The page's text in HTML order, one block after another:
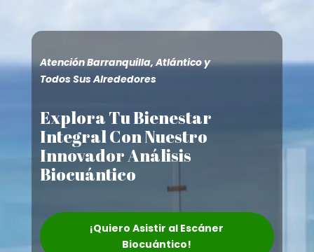
Atención Barranquilla, Atlántico y
Todos Sus Alrededores
Explora Tu Bienestar
Integral Con Nuestro
Innovador Análisis
Biocuántico
¡Quiero Asistir al Escáner
Biocuántico!